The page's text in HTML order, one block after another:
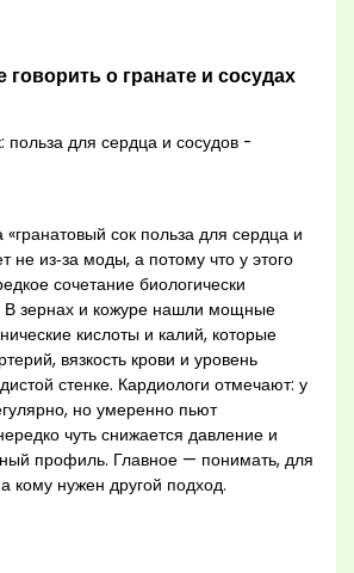
о гранате и сосудах
«гранатовый сок польза для сердца и
не из‑за моды, а потому что у этого
сочетание биологически
В зернах и кожуре нашли мощные
кислоты и калий, которые
вязкость крови и уровень
стенке. Кардиологи отмечают: у
но умеренно пьют
чуть снижается давление и
профиль. Главное — понимать, для
а кому нужен другой подход.